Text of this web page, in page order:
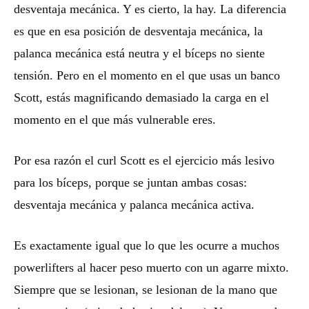
desventaja mecánica. Y es cierto, la hay. La diferencia
es que en esa posición de desventaja mecánica, la
palanca mecánica está neutra y el bíceps no siente
tensión. Pero en el momento en el que usas un banco
Scott, estás magnificando demasiado la carga en el
momento en el que más vulnerable eres.
Por esa razón el curl Scott es el ejercicio más lesivo
para los bíceps, porque se juntan ambas cosas:
desventaja mecánica y palanca mecánica activa.
Es exactamente igual que lo que les ocurre a muchos
powerlifters al hacer peso muerto con un agarre mixto.
Siempre que se lesionan, se lesionan de la mano que